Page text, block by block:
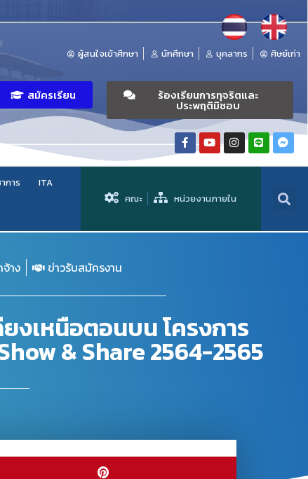
ผู้สนใจเข้าศึกษา นักศึกษา บุคลากร ศิษย์เก่า
สมัครเรียน ร้องเรียนการทุจริตและ
ประพฤติมิชอบ
การ ITA
คณะ หน่วยงานภายใน
าง ข่าวรับสมัครงาน
งเหนือตอนบน โครงการ
& Share 2564-2565